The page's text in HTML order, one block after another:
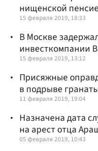
нищенской
15 февраля 2019, 18:33
В Москве
инвесткомпании
15 февраля 2019, 13:12
Присяжные
в подрыве
11 февраля 2019, 19:04
Назначена дата
на арест отца
05 февраля 2019, 10:43